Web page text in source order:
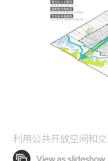
利用公共开放空间和